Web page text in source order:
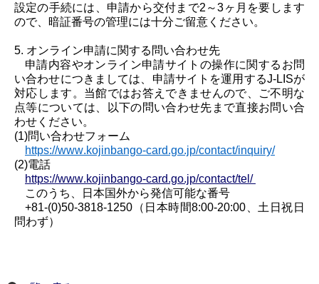
設定の手続には、申請から交付まで2～3ヶ月を要します
ので、暗証番号の管理には十分ご留意ください。
5. オンライン申請に関する 問い合わせ先
申請内容やオンライン申請サイトの操作に関するお問
い合わせにつきましては、申請サイトを運用するJ-LISが
対応します。 当館ではお答えできませんので、ご不明な
点等については、
以下の問い合わせ先 まで直接お問い合
わせくださ い。
(1)問い合わせフォーム
https://www.kojinbango-card.go.jp/contact/inquiry/
(2)電話
https://www.kojinbango-card.go.jp/contact/tel/
このうち、
日本国外から発信可能な番号
+81-(0)50-3818-1250（日本時間8:00-20:00 、土日祝日
問わず）